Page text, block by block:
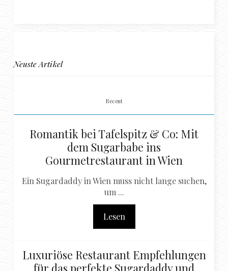
Neuste Artikel
Recent
Romantik bei Tafelspitz & Co: Mit
dem Sugarbabe ins
Gourmetrestaurant in Wien
Ein Sugardaddy in Wien muss nicht lange suchen,
um ...
Lesen
Luxuriöse Restaurant Empfehlungen
für das perfekte Sugardaddy und